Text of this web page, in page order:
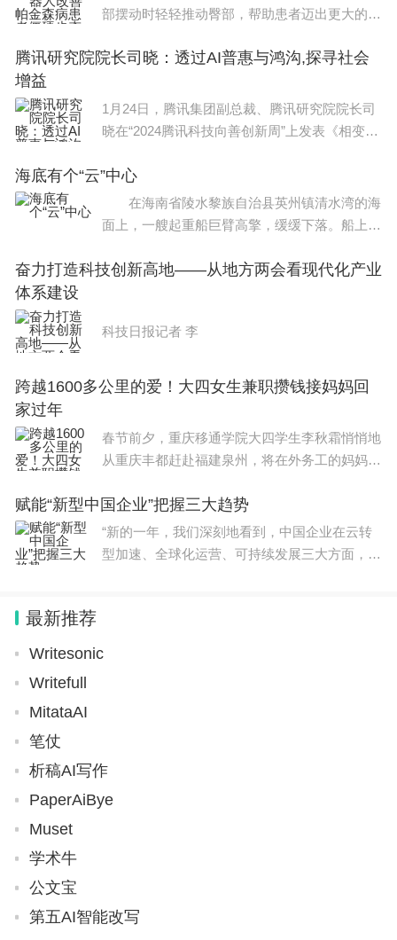
部摆动时轻轻推动臀部，帮助患者迈出更大的步
学工程与应用科学学院 美国哈佛大学工程与
腾讯研究院院长司晓：透过AI普惠与鸿沟,探寻社会
增益
1月24日，腾讯集团副总裁、腾讯研究院院长司
晓在“2024腾讯科技向善创新周”上发表《相变：
型、生成式人工智能为代表的新技术爆发，并论
述所引
海底有个“云”中心
在海南省陵水黎族自治县英州镇清水湾的海
面上，一艘起重船巨臂高擎，缓缓下落。船上，
作，重达1300吨的“海底数据舱”稳稳沉入35米深
奋力打造科技创新高地——从地方两会看现代化产业
体系建设
科技日报记者 李
跨越1600多公里的爱！大四女生兼职攒钱接妈妈回
家过年
春节前夕，重庆移通学院大四学生李秋霜悄悄地
从重庆丰都赶赴福建泉州，将在外务工的妈妈接
温暖了万千网友。一家人就得团团圆圆，一个也
不能少20多年前，秋霜的
赋能“新型中国企业”把握三大趋势
“新的一年，我们深刻地看到，中国企业在云转
型加速、全球化运营、可持续发展三大方面，有
最新推荐
Writesonic
Writefull
MitataAI
笔仗
析稿AI写作
PaperAiBye
Muset
学术牛
公文宝
第五AI智能改写